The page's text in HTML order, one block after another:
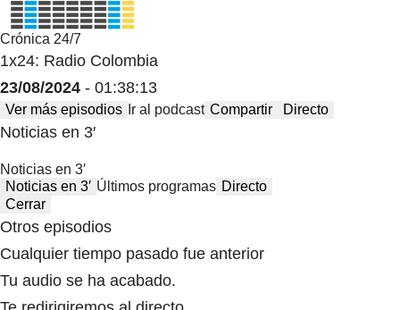
Crónica 24/7
1x24: Radio Colombia
23/08/2024 - 01:38:13
Ver más episodios Ir al podcast Compartir Directo
Noticias en 3′
Noticias en 3′
Noticias en 3′ Últimos programas Directo
Cerrar
Otros episodios
Cualquier tiempo pasado fue anterior
Tu audio se ha acabado.